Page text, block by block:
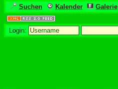
Suchen Kalender
Galerie
Login: